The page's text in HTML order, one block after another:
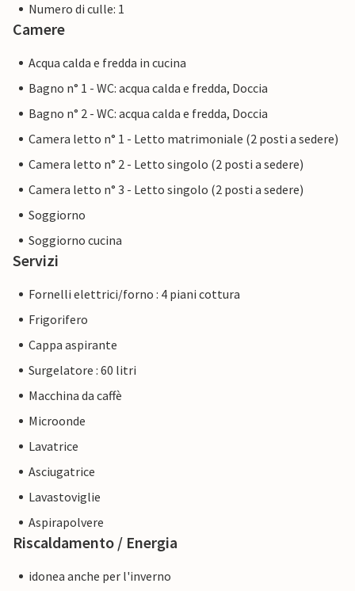
Numero di culle: 1
Camere
Acqua calda e fredda in cucina
Bagno n° 1 - WC: acqua calda e fredda, Doccia
Bagno n° 2 - WC: acqua calda e fredda, Doccia
Camera letto n° 1 - Letto matrimoniale (2 posti a sedere)
Camera letto n° 2 - Letto singolo (2 posti a sedere)
Camera letto n° 3 - Letto singolo (2 posti a sedere)
Soggiorno
Soggiorno cucina
Servizi
Fornelli elettrici/forno : 4 piani cottura
Frigorifero
Cappa aspirante
Surgelatore : 60 litri
Macchina da caffè
Microonde
Lavatrice
Asciugatrice
Lavastoviglie
Aspirapolvere
Riscaldamento / Energia
idonea anche per l'inverno